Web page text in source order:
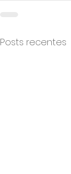
Posts recentes